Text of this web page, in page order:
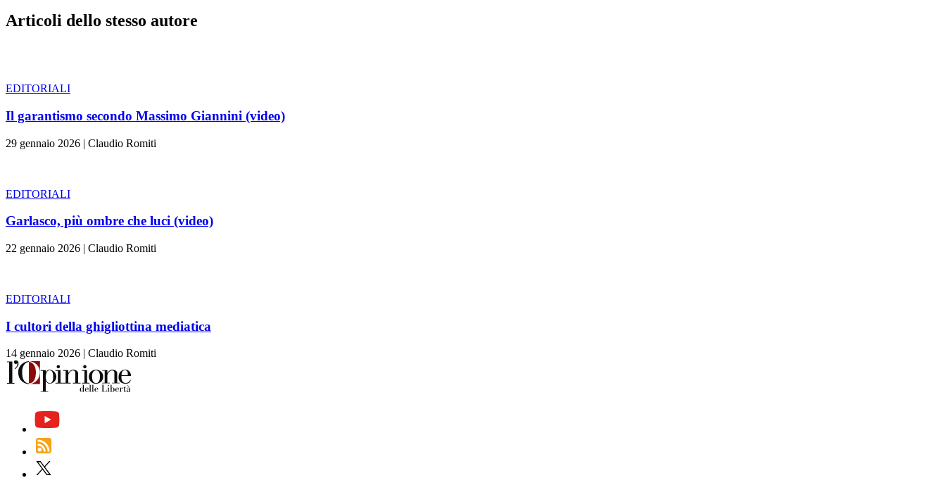
Articoli dello stesso autore
EDITORIALI
Il garantismo secondo Massimo Giannini (video)
29 gennaio 2026 | Claudio Romiti
EDITORIALI
Garlasco, più ombre che luci (video)
22 gennaio 2026 | Claudio Romiti
EDITORIALI
I cultori della ghigliottina mediatica
14 gennaio 2026 | Claudio Romiti